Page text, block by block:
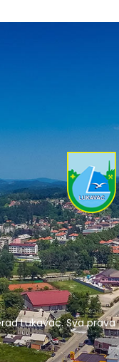
Lukavac. Sva